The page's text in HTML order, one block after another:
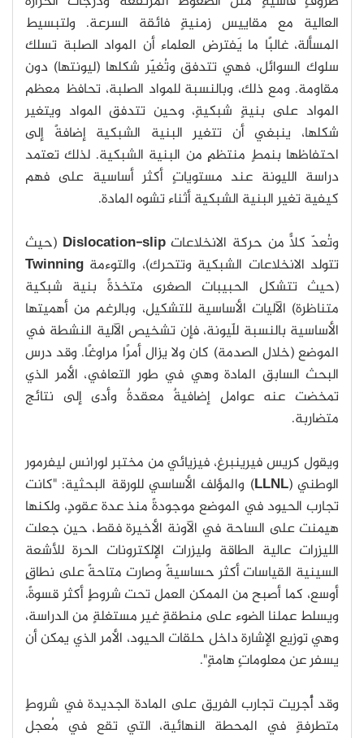
العالية مع مقاييس زمنيةٍ فائقة السرعة. ولتبسيط
المسألة، غالبًا ما يَفترض العلماء أن المواد الصلبة تسلك
سلوك السوائل، فهي تتدفق وتُغيّر شكلها (ليونتها) دون
مقاومة. ومع ذلك، وبالنسبة للمواد الصلبة، تحافظ معظم
المواد على بنيةٍ شبكيةٍ، وحين تتدفق المواد ويتغير
شكلها، ينبغي أن تتغير البنية الشبكية إضافةً إلى
احتفاظها بنمطٍ منتظمٍ من البنية الشبكية. لذلك تعتمد
دراسة الليونة عند مستوياتٍ أكثر أساسية على فهم
كيفية تغير البنية الشبكية أثناء تشوه المادة.
وتُعدّ كلًّا من حركة الانخلاعاتDislocation-slip (حيث
تتولد الانخلاعات الشبكية وتتحرك)، والتوءمة Twinning
(حيث تتشكل الحبيبات الصغرى متخذةً بنية شبكية
متناظرة) الآليات الأساسية للتشكيل، وبالرغم من أهميتها
الأساسية بالنسبة للّيونة، فإن تشخيص الآلية النشطة في
الموضع (خلال الصدمة) كان ولا يزال أمرًا مراوغًا. وقد درس
البحث السابق المادة وهي في طور التعافي، الأمر الذي
تمخضت عنه عوامل إضافيةٌ معقدةٌ وأدى إلى نتائج
متضاربة.
ويقول كريس فيرينبرغ، فيزيائي من مختبر لورانس ليفرمور
الوطني (LLNL) والمؤلف الأساسي للورقة البحثية: "كانت
تجارب الحيود في الموضع موجودةً منذ عدة عقودٍ، ولكنها
هيمنت على الساحة في الآونة الأخيرة فقط، حين جعلت
الليزرات عالية الطاقة وليزرات الإلكترونات الحرة للأشعة
السينية القياسات أكثر حساسيةً وصارت متاحةً على نطاقٍ
أوسع، كما أصبح من الممكن العمل تحت شروطٍ أكثر قسوةً،
ويسلط عملنا الضوء على منطقةٍ غير مستغلةٍ من الدراسة،
وهي توزيع الإشارة داخل حلقات الحيود، الأمر الذي يمكن أن
يسفر عن معلوماتٍ هامةٍ".
وقد أُجريت تجارب الفريق على المادة الجديدة في شروطٍ
متطرفةٍ في المحطة النهائية، التي تقع في مُعجل